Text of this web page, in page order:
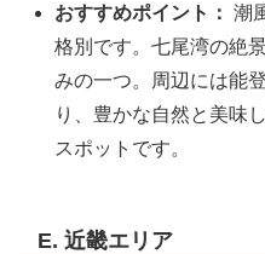
おすすめポイント： 潮
格別です。七尾湾の絶
みの一つ。周辺には能
り、豊かな自然と美味
スポットです。
E. 近畿エリア